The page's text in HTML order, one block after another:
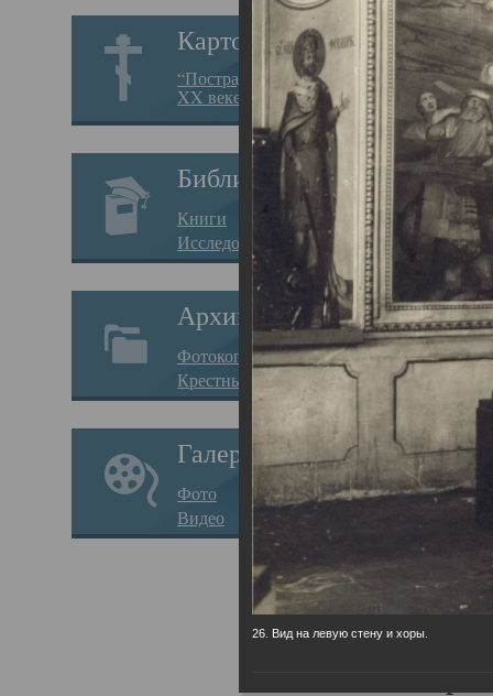
Картотека
“Пострадавшие за веру в
XX веке на Севере”
Библиотека
Книги
Исследования
Архив
Фотокопии дел
Крестные ходы
Галерея
Фото
Видео
26. Вид на левую стену и хоры.